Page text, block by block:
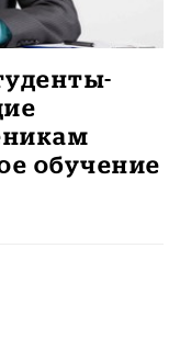
обучение